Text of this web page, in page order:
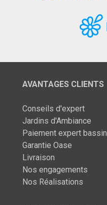
AVANTAGES CLIENTS
Conseils d'expert
Jardins d'Ambiance
Paiement expert bassin
Garantie Oase
Livraison
Nos engagements
Nos Réalisations